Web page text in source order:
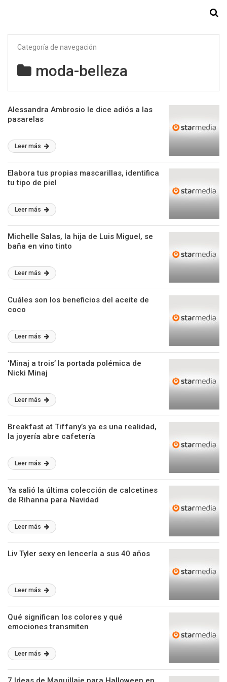
Categoría de navegación
moda-belleza
Alessandra Ambrosio le dice adiós a las
pasarelas
Leer más
Elabora tus propias mascarillas, identifica
tu tipo de piel
Leer más
Michelle Salas, la hija de Luis Miguel, se
baña en vino tinto
Leer más
Cuáles son los beneficios del aceite de
coco
Leer más
‘Minaj a trois’ la portada polémica de
Nicki Minaj
Leer más
Breakfast at Tiffany’s ya es una realidad,
la joyería abre cafetería
Leer más
Ya salió la última colección de calcetines
de Rihanna para Navidad
Leer más
Liv Tyler sexy en lencería a sus 40 años
Leer más
Qué significan los colores y qué
emociones transmiten
Leer más